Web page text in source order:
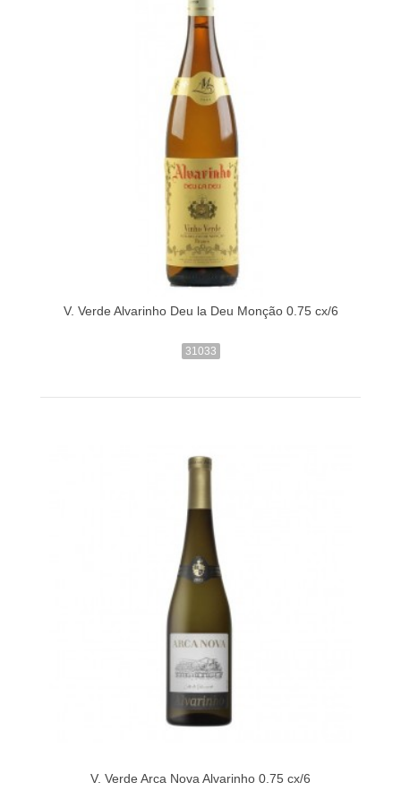
V. Verde Alvarinho Deu la Deu Monção 0.75 cx/6
31033
V. Verde Arca Nova Alvarinho 0.75 cx/6